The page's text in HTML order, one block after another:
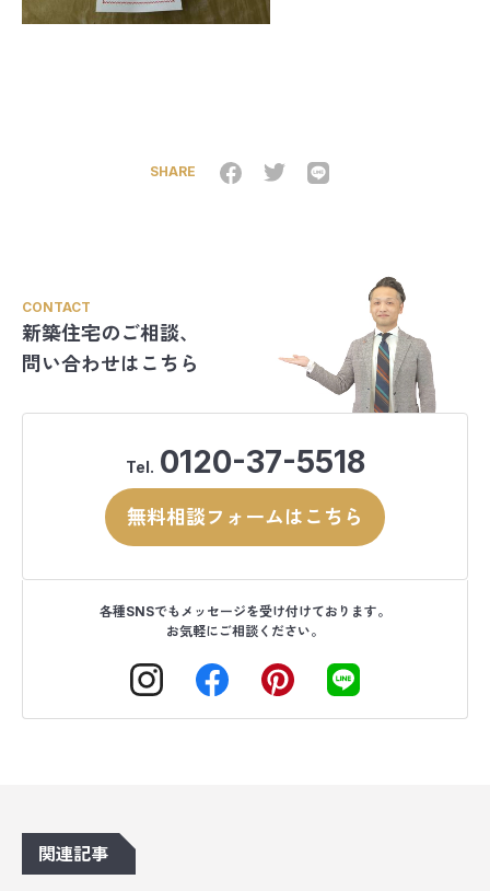
SHARE
CONTACT
新築住宅のご相談、
問い合わせはこちら
Tel. 0120-37-5518
無料相談フォームはこちら
各種SNSでもメッセージを受け付けております。
お気軽にご相談ください。
関連記事